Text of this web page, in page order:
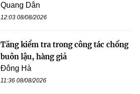
Quang Dân
12:03 08/08/2026
Tăng kiểm tra trong công tác chống
buôn lậu, hàng giả
Đông Hà
11:36 08/08/2026